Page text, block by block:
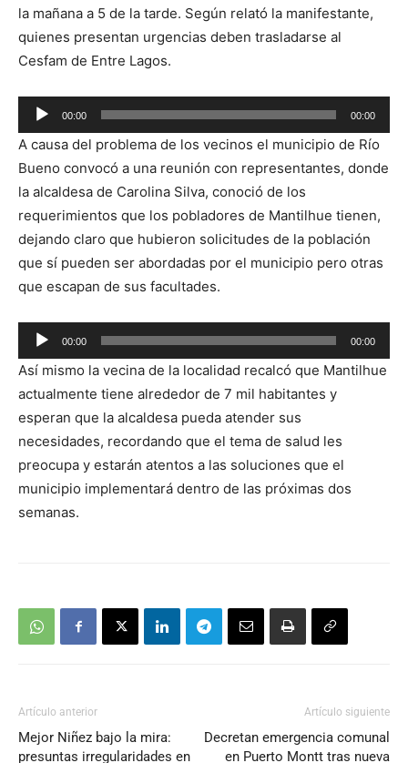
la mañana a 5 de la tarde. Según relató la manifestante,
quienes presentan urgencias deben trasladarse al
Cesfam de Entre Lagos.
Reproductor
de
audio
00:00 00:00
A causa del problema de los vecinos el municipio de Río
Bueno convocó a una reunión con representantes, donde
la alcaldesa de Carolina Silva, conoció de los
requerimientos que los pobladores de Mantilhue tienen,
dejando claro que hubieron solicitudes de la población
que sí pueden ser abordadas por el municipio pero otras
que escapan de sus facultades.
Reproductor
de
audio
00:00 00:00
Así mismo la vecina de la localidad recalcó que Mantilhue
actualmente tiene alrededor de 7 mil habitantes y
esperan que la alcaldesa pueda atender sus
necesidades, recordando que el tema de salud les
preocupa y estarán atentos a las soluciones que el
municipio implementará dentro de las próximas dos
semanas.
Artículo anterior
Mejor Niñez bajo la mira:
presuntas irregularidades en
Artículo siguiente
Decretan emergencia comunal
en Puerto Montt tras nueva